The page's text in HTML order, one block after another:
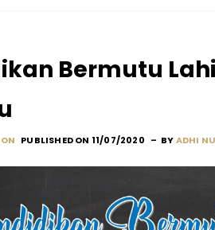
Bermutu
PUBLISHED ON 11/07/2020 BYADHI